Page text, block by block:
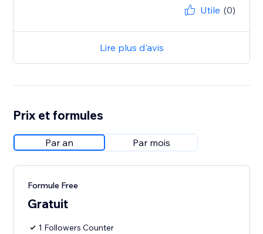
Utile (0)
Lire plus d'avis
Prix et formules
Par an Par mois
Formule Free
Gratuit
1 Followers Counter